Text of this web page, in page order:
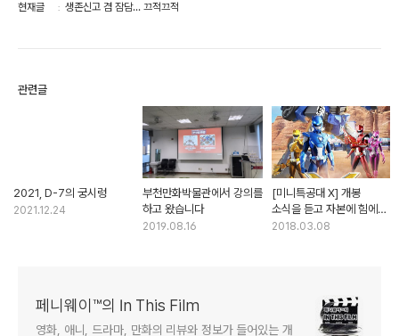
현재글 생존신고 겸 잠담... 끄적끄적
관련글
2021, D-7의 궁시렁
2021.12.24
부천만화박물관에서 강의를
하고 왔습니다
2019.08.16
[미니특공대 X] 개봉
소식을 듣고 자본에 힘에
대해 다시금 생각해 봅니다
2018.03.08
페니웨이™의 In This Film
영화, 애니, 드라마, 만화의 리뷰와 정보가 들어있는 개